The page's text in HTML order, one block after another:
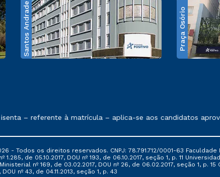
Santos Andrade Praça Osório
exposto no contrato de prestação de serviços
– referente à matrícula – aplica-se aos candidatos
- Todos os direitos reservados. CNPJ: 78.791.712/0001-63 Faculdade
de 05.10.2017, DOU nº 193, de 06.10.2017, seção 1, p. 11
nº 169, de 03.02.2017, DOU nº 26, de 06.02.2017, seção 1, p. 15
nº 43, de 04.11.2013, seção 1, p. 43